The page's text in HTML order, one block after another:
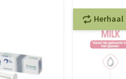
Herhaal